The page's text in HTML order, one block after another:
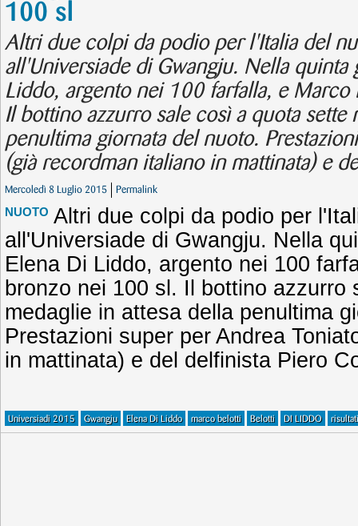
100 sl
Altri due colpi da podio per l'Italia del
all'Universiade di Gwangju. Nella quinta
Liddo, argento nei 100 farfalla, e
Il bottino azzurro sale così a quota sette
penultima giornata del nuoto.
(già recordman italiano in mattinata) e
Mercoledì 8 Luglio 2015 Permalink
NUOTO Altri due colpi da podio per
all'Universiade di Gwangju. Nella
Elena Di Liddo, argento nei 100
bronzo nei 100 sl. Il bottino azzurro
medaglie in attesa della penultima
Prestazioni super per Andrea
in mattinata) e del delfinista Piero
Universiadi 2015 Gwangju Elena Di Liddo marco belotti Belotti DI LIDDO